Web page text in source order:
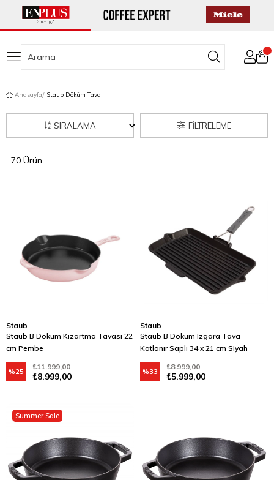
Anasayfa Staub Döküm Tava
FILTRELEME
SIRALAMA
70 Ürün
Staub
Staub B Döküm Kızartma Tavası 22
cm Pembe
₺8.999,00
₺11.999,00
%25
Staub
Staub B Döküm Izgara Tava
Katlanır Saplı 34 x 21 cm Siyah
₺5.999,00
₺8.999,00
%33
Summer Sale